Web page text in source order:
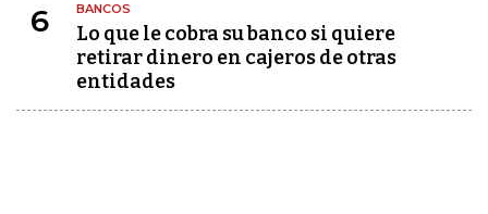
6 BANCOS
Lo que le cobra su banco si quiere
retirar dinero en cajeros de otras
entidades